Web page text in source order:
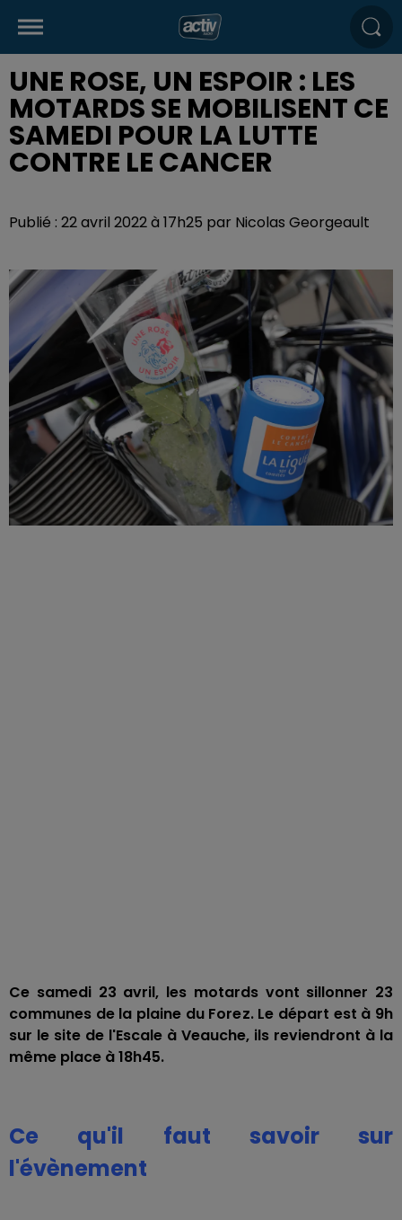
UNE ROSE, UN ESPOIR : LES
MOTARDS SE MOBILISENT CE
SAMEDI POUR LA LUTTE
CONTRE LE CANCER
Publié : 22 avril 2022 à 17h25 par Nicolas Georgeault
Ce samedi 23 avril, les motards vont sillonner 23
communes de la plaine du Forez. Le départ est à 9h
sur le site de l'Escale à Veauche, ils reviendront à la
même place à 18h45.
Ce qu'il faut savoir sur
l'évènement